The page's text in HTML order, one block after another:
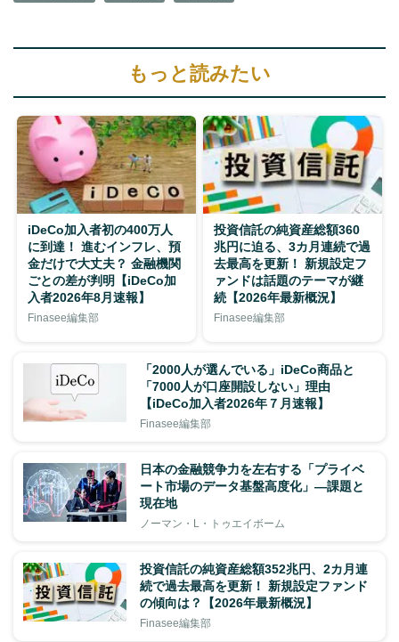
もっと読みたい
iDeCo加入者初の400万人
に到達！ 進むインフレ、預
金だけで大丈夫？ 金融機関
ごとの差が判明【iDeCo加
入者2026年8月速報】
Finasee編集部
投資信託の純資産総額360
兆円に迫る、3カ月連続で過
去最高を更新！ 新規設定フ
ァンドは話題のテーマが継
続【2026年最新概況】
Finasee編集部
「2000人が選んでいる」iDeCo商品と
「7000人が口座開設しない」理由
【iDeCo加入者2026年７月速報】
Finasee編集部
日本の金融競争力を左右する「プライベ
ート市場のデータ基盤高度化」―課題と
現在地
ノーマン・L・トゥエイボーム
投資信託の純資産総額352兆円、2カ月連
続で過去最高を更新！ 新規設定ファンド
の傾向は？【2026年最新概況】
Finasee編集部